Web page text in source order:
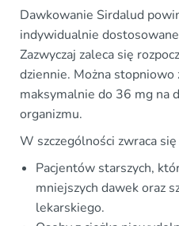
Dawkowanie Sirdalud
indywidualnie
Zazwyczaj zaleca się
dziennie. Można stopniowo
maksymalnie do 36 mg na
organizmu.
W szczególności zwraca
Pacjentów starszych,
mniejszych dawek oraz
lekarskiego.